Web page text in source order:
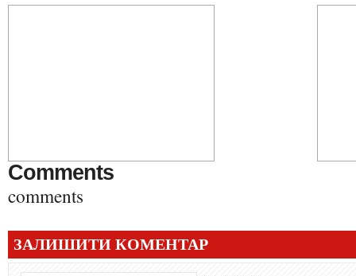
Comments
comments
ЗАЛИШИТИ КОМЕНТАР